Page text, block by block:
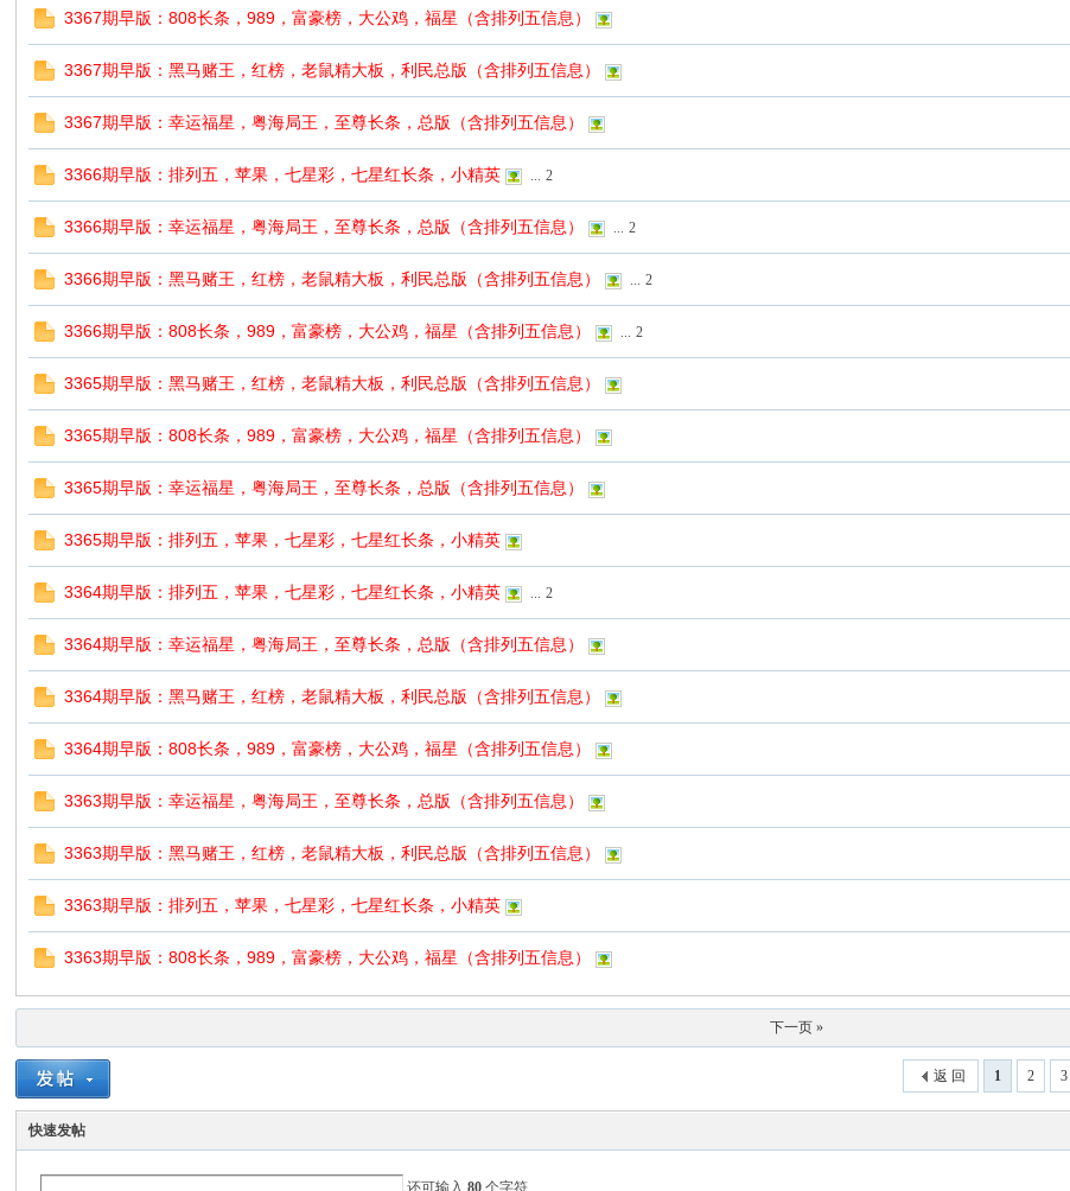
3367期早版：808长条，989，富豪榜，大公鸡，福星（含排列五信息）
3367期早版：黑马赌王，红榜，老鼠精大板，利民总版（含排列五信息）
3367期早版：幸运福星，粤海局王，至尊长条，总版（含排列五信息）
3366期早版：排列五，苹果，七星彩，七星红长条，小精英 ... 2
3366期早版：幸运福星，粤海局王，至尊长条，总版（含排列五信息） ... 2
3366期早版：黑马赌王，红榜，老鼠精大板，利民总版（含排列五信息） ... 2
3366期早版：808长条，989，富豪榜，大公鸡，福星（含排列五信息） ... 2
3365期早版：黑马赌王，红榜，老鼠精大板，利民总版（含排列五信息）
3365期早版：808长条，989，富豪榜，大公鸡，福星（含排列五信息）
3365期早版：幸运福星，粤海局王，至尊长条，总版（含排列五信息）
3365期早版：排列五，苹果，七星彩，七星红长条，小精英
3364期早版：排列五，苹果，七星彩，七星红长条，小精英 ... 2
3364期早版：幸运福星，粤海局王，至尊长条，总版（含排列五信息）
3364期早版：黑马赌王，红榜，老鼠精大板，利民总版（含排列五信息）
3364期早版：808长条，989，富豪榜，大公鸡，福星（含排列五信息）
3363期早版：幸运福星，粤海局王，至尊长条，总版（含排列五信息）
3363期早版：黑马赌王，红榜，老鼠精大板，利民总版（含排列五信息）
3363期早版：排列五，苹果，七星彩，七星红长条，小精英
3363期早版：808长条，989，富豪榜，大公鸡，福星（含排列五信息）
下一页 »
1 2 3
返 回
快速发帖
还可输入80 个字符